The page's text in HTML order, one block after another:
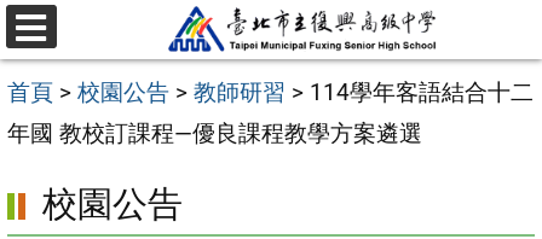
跳
至
主
要
容
選
單
首頁 > 校園公告 > 教師研習 > 114學年客語結合十二
年國 教校訂課程—優良課程教學方案遴選
校園公告